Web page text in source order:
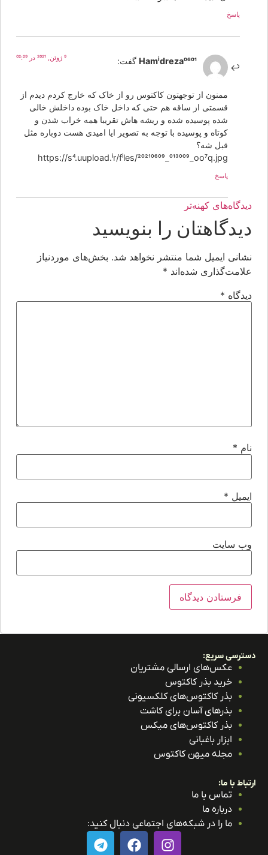
Hamidreza0601 گفت:
ممنون از توجهتون کاکتوس رو از خاک که خارج کردم دیدم از
قسمتی از ساقه هم حتی که داخل خاک بوده داخلش خالی
شده پوسیده شده و ریشه هاش تقریبا همه خراب شدن و
کوتاه و پوسیده با توجه به تصویر ایا امیدی هست دوباره مثل
قبل شه؟
https://s4.uupload.ir/files/20210609_013009_oo7q.jpg
کهنه‌تر
را بنویسید
ایمیل شما منتشر نخواهد شد. بخش‌های موردنیاز
شده‌اند*
*
*
سایت
سریع:
عکس‌های ارسالی مشتریان
خرید بذر کاکتوس
بذر کاکتوس‌های کلکسیونی
بذرهای آسان برای کاشت
بذر کاکتوس‌های میکس
ابزار باغبانی
مجله میهن کاکتوس
با ما:
تماس با ما
درباره ما
ما را در شبکه‌های اجتماعی دنبال کنید: